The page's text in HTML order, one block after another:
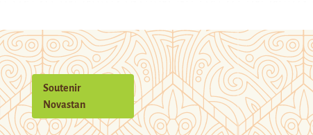
Soutenir
Novastan